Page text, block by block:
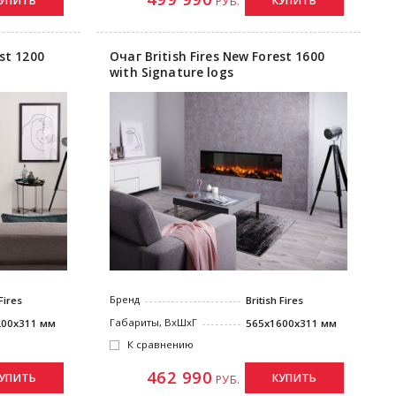
1200
мм
Очаг British Fires New Forest 1600
with Signature logs
Бренд
British Fires
Габариты, ВxШxГ
565x1600x311 мм
К сравнению
462 990 РУБ. КУПИТЬ